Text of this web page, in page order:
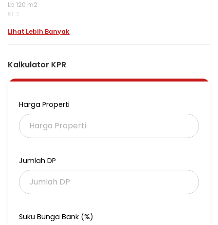
Lb 120 m2
Kt 3
Listrik 2200 Watt
Akses tol andara
Bebas banjir
Jalan masuk 2 mobil
Lihat Lebih Banyak
Kalkulator KPR
Harga Properti
Jumlah DP
Suku Bunga Bank (%)